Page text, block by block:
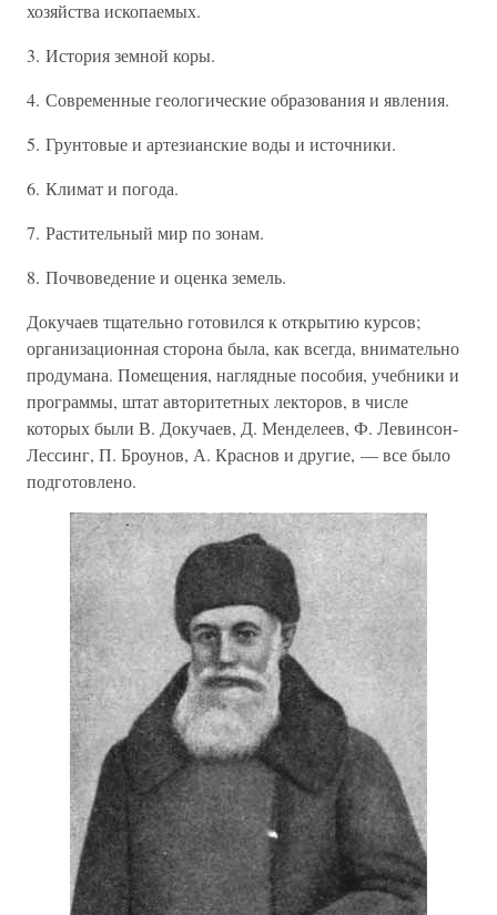
хозяйства ископаемых.
3. История земной коры.
4. Современные геологические образования и явления.
5. Грунтовые и артезианские воды и источники.
6. Климат и погода.
7. Растительный мир по зонам.
8. Почвоведение и оценка земель.
Докучаев тщательно готовился к открытию курсов;
организационная сторона была, как всегда, внимательно
продумана. Помещения, наглядные пособия, учебники и
программы, штат авторитетных лекторов, в числе
которых были В. Докучаев, Д. Менделеев, Ф. Левинсон-
Лессинг, П. Броунов, А. Краснов и другие, — все было
подготовлено.